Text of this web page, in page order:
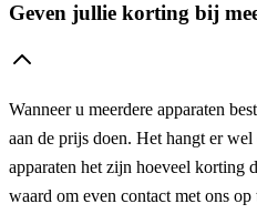
Geven jullie korting bij
Wanneer u meerdere apparaten
aan de prijs doen. Het hangt er
apparaten het zijn hoeveel korting
waard om even contact met ons op